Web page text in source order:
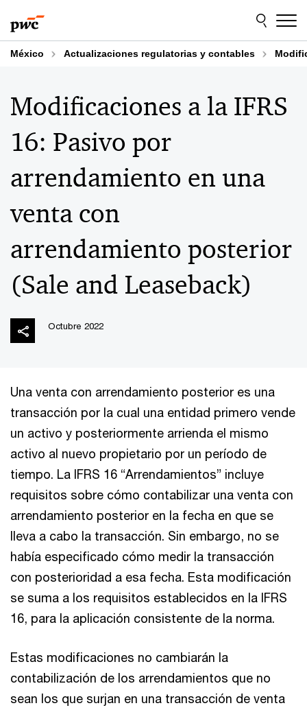
to
content
to
footer
México Actualizaciones regulatorias y contables
Modificaciones a la IFRS
16: Pasivo por
arrendamiento en una
venta con
arrendamiento posterior
(Sale and Leaseback)
Octubre 2022
Una venta con arrendamiento posterior es una
transacción por la cual una entidad primero vende
un activo y posteriormente arrienda el mismo
activo al nuevo propietario por un período de
tiempo. La IFRS 16 “Arrendamientos” incluye
requisitos sobre cómo contabilizar una venta con
arrendamiento posterior en la fecha en que se
lleva a cabo la transacción. Sin embargo, no se
había especificado cómo medir la transacción
con posterioridad a esa fecha. Esta modificación
se suma a los requisitos establecidos en la IFRS
16, para la aplicación consistente de la norma.
Estas modificaciones no cambiarán la
contabilización de los arrendamientos que no
sean los que surjan en una transacción de venta